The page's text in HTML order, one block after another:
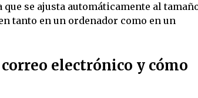
se ajusta automáticamente al
tanto en un ordenador como en un
electrónico y cómo